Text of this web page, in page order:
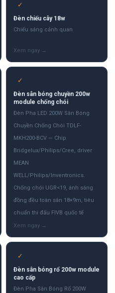
✓
Đèn chiếu cây 18w
Chiếu sáng cảnh quan
✓
Đèn sân bóng chuyền 200w
module chống chói
Đèn Pha LED 200W Sân Bóng
Chuyền Chống Chói TDLF-
MKH200-BCV — Chip
Bridgelux/Philips/Cree, driver
MEAN
WELL/Philips/Inventronics.
Chống chói UGR<19, ánh sáng
đồng đều toàn sân 18×9m, tiêu
chuẩn thi đấu FIVB quốc tế
✓
Đèn sân bóng rổ 200w module
cao cấp
Đèn Pha Sân Bóng Rổ 200W